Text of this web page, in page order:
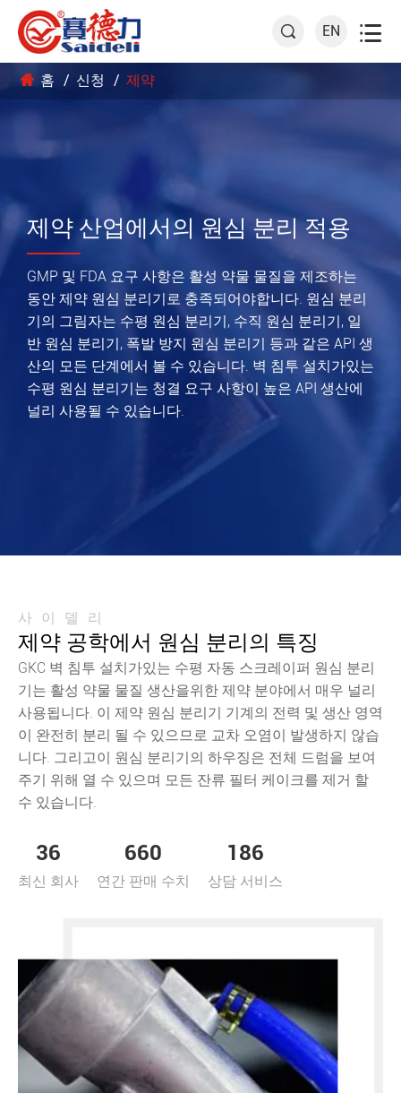
 EN 
홈 신청 제약
제약 산업에서의 원심 분리 적용
GMP 및 FDA 요구 사항은 활성 약물 물질을 제조하는
동안 제약 원심 분리기로 충족되어야합니다. 원심 분리
기의 그림자는 수평 원심 분리기, 수직 원심 분리기, 일
반 원심 분리기, 폭발 방지 원심 분리기 등과 같은 API 생
산의 모든 단계에서 볼 수 있습니다. 벽 침투 설치가있는
수평 원심 분리기는 청결 요구 사항이 높은 API 생산에
널리 사용될 수 있습니다.
사이델리
제약 공학에서 원심 분리의 특징
GKC 벽 침투 설치가있는 수평 자동 스크레이퍼 원심 분리
기는 활성 약물 물질 생산을위한 제약 분야에서 매우 널리
사용됩니다. 이 제약 원심 분리기 기계의 전력 및 생산 영역
이 완전히 분리 될 수 있으므로 교차 오염이 발생하지 않습
니다. 그리고이 원심 분리기의 하우징은 전체 드럼을 보여
주기 위해 열 수 있으며 모든 잔류 필터 케이크를 제거 할
수 있습니다.
36
최신 회사
660
연간 판매 수치
186
상담 서비스